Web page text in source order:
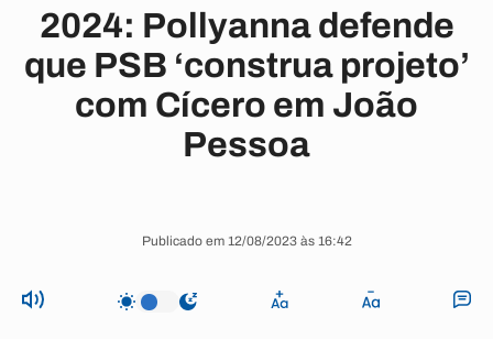
2024: Pollyanna defende
que PSB ‘construa projeto’
com Cícero em João
Pessoa
Publicado em 12/08/2023 às 16:42